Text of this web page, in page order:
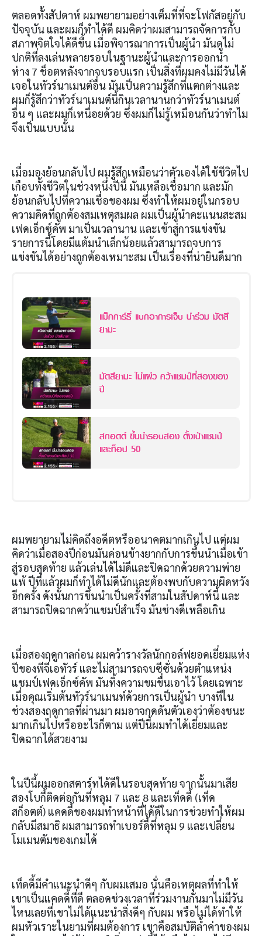
ตลอดทั้งสัปดาห์ ผมพยายามอย่างเต็มที่ที่จะโฟกัสอยู่กับ
ปัจจุบัน และผมก็ทำได้ดี ผมคิดว่าผมสามารถจัดการกับ
สภาพจิตใจได้ดีขึ้น เมื่อพิจารณาการเป็นผู้นำ มันดูไม่
ปกติที่ลงเล่นหลายรอบในฐานะผู้นำและการออกนำ
ห่าง 7 ช็อตหลังจากจบรอบแรก เป็นสิ่งที่ผมคงไม่มีวันได้
เจอในทัวร์นาเมนต์อื่น มันเป็นความรู้สึกที่แตกต่างและ
ผมก็รู้สึกว่าทัวร์นาเมนต์นี้กินเวลานานกว่าทัวร์นาเมนต์
อื่น ๆ และผมก็เหนื่อยด้วย ซึ่งผมก็ไม่รู้เหมือนกันว่าทำไม
จึงเป็นแบบนั้น
เมื่อมองย้อนกลับไป ผมรู้สึกเหมือนว่าตัวเองได้ใช้ชีวิตไป
เกือบทั้งชีวิตในช่วงหนึ่งปีนี้ มันเหลือเชื่อมาก และมัก
ย้อนกลับไปที่ความเชื่อของผม ซึ่งทำให้ผมอยู่ในกรอบ
ความคิดที่ถูกต้องสมเหตุสมผล ผมเป็นผู้นำคะแนนสะสม
เฟดเอ็กซ์คัพ มาเป็นเวลานาน และเข้าสู่การแข่งขัน
รายการนี้โดยมีแต้มนำเล็กน้อยแล้วสามารถจบการ
แข่งขันได้อย่างถูกต้องเหมาะสม เป็นเรื่องที่น่ายินดีมาก
แม็คคาร์ธี่ แบกอาการเจ็บ นำร่วม มัตสึ
ยามะ
มัตสึยามะ ไม่แผ่ว คว้าแชมป์ที่สองของ
ปี
สกอตต์ ขึ้นนำรอบสอง ตั้งเป้าแชมป์
และท็อป 50
ผมพยายามไม่คิดถึงอดีตหรืออนาคตมากเกินไป แต่ผม
คิดว่าเมื่อสองปีก่อนมันค่อนข้างยากกับการขึ้นนำเมื่อเข้า
สู่รอบสุดท้าย แล้วเล่นได้ไม่ดีและปิดฉากด้วยความพ่าย
แพ้ ปีที่แล้วผมก็ทำได้ไม่ดีนักและต้องพบกับความผิดหวัง
อีกครั้ง ดังนั้นการขึ้นนำเป็นครั้งที่สามในสัปดาห์นี้ และ
สามารถปิดฉากคว้าแชมป์สำเร็จ มันช่างดีเหลือเกิน
เมื่อสองฤดูกาลก่อน ผมคว้ารางวัลนักกอล์ฟยอดเยี่ยมแห่ง
ปีของพีจีเอทัวร์ และไม่สามารถจบซีซั่นด้วยตำแหน่ง
แชมป์เฟดเอ็กซ์คัพ มันทิ้งความขมขื่นเอาไว้ โดยเฉพาะ
เมื่อคุณเริ่มต้นทัวร์นาเมนท์ด้วยการเป็นผู้นำ บางทีใน
ช่วงสองฤดูกาลที่ผ่านมา ผมอาจกดดันตัวเองว่าต้องชนะ
มากเกินไปหรืออะไรก็ตาม แต่ปีนี้ผมทำได้เยี่ยมและ
ปิดฉากได้สวยงาม
ในปีนี้ผมออกสตาร์ทได้ดีในรอบสุดท้าย จากนั้นมาเสีย
สองโบกี้ติดต่อกันที่หลุม 7 และ 8 และเท็ดดี้ (เท็ด
สก็อตต์) แคดดี้ของผมทำหน้าที่ได้ดีในการช่วยทำให้ผม
กลับมีสมาธิ ผมสามารถทำเบอร์ดี้ที่หลุม 9 และเปลี่ยน
โมเมนตัมของเกมได้
เท็ดดี้มีคำแนะนำดีๆ กับผมเสมอ นั่นคือเหตุผลที่ทำให้
เขาเป็นแคดดี้ที่ดี ตลอดช่วงเวลาที่ร่วมงานกันมาไม่มีวัน
ไหนเลยที่เขาไม่ได้แนะนำสิ่งดีๆ กับผม หรือไม่ได้ทำให้
ผมหัวเราะในยามที่ผมต้องการ เขาคือสมบัติล้ำค่าของผม